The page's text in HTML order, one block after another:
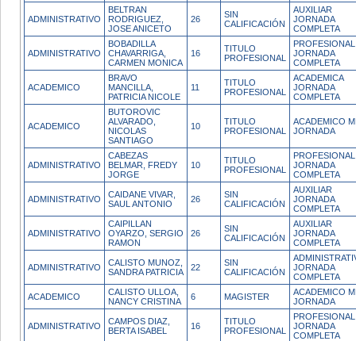
ADMINISTRATIVO
BELTRAN
RODRIGUEZ,
JOSE ANICETO
26
SIN
CALIFICACIÓN
AUXILIAR
JORNADA
COMPLETA
ADMINISTRATIVO
BOBADILLA
CHAVARRIGA,
CARMEN MONICA
16
TITULO
PROFESIONAL
PROFESIONAL
JORNADA
COMPLETA
ACADEMICO
BRAVO
MANCILLA,
PATRICIA NICOLE
11
TITULO
PROFESIONAL
ACADEMICA
JORNADA
COMPLETA
ACADEMICO
BUTOROVIC
ALVARADO,
NICOLAS
SANTIAGO
10
TITULO
PROFESIONAL
ACADEMICO
JORNADA
ADMINISTRATIVO
CABEZAS
BELMAR, FREDY
JORGE
10
TITULO
PROFESIONAL
PROFESIONAL
JORNADA
COMPLETA
ADMINISTRATIVO
CAIDANE VIVAR,
SAUL ANTONIO
26
SIN
CALIFICACIÓN
AUXILIAR
JORNADA
COMPLETA
ADMINISTRATIVO
CAIPILLAN
OYARZO, SERGIO
RAMON
26
SIN
CALIFICACIÓN
AUXILIAR
JORNADA
COMPLETA
ADMINISTRATIVO
CALISTO MUNOZ,
SANDRA PATRICIA
22
SIN
CALIFICACIÓN
JORNADA
COMPLETA
ACADEMICO
CALISTO ULLOA,
NANCY CRISTINA
6 MAGISTER
ACADEMICO
JORNADA
ADMINISTRATIVO
CAMPOS DIAZ,
BERTA ISABEL
16
TITULO
PROFESIONAL
PROFESIONAL
JORNADA
COMPLETA